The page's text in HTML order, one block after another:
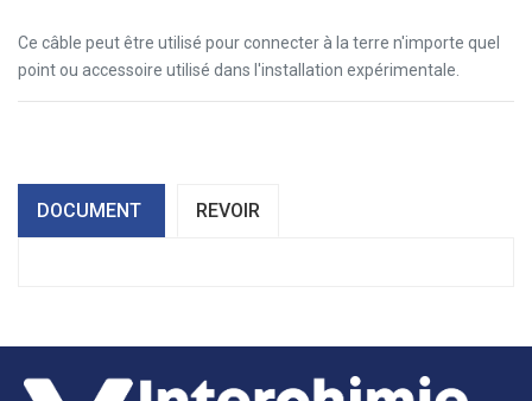
Ce câble peut être utilisé pour connecter à la terre n'importe quel
point ou accessoire utilisé dans l'installation expérimentale.
DOCUMENT REVOIR